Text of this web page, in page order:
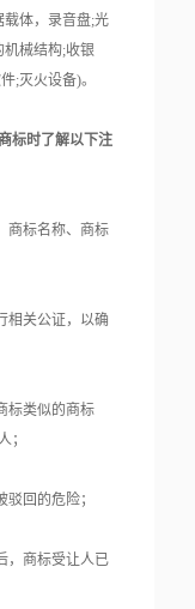
载体，录音盘;光
械结构;收银
;灭火设备)。
标时了解以下注
标名称、商标
关公证，以确
类似的商标
；
回的危险；
商标受让人已